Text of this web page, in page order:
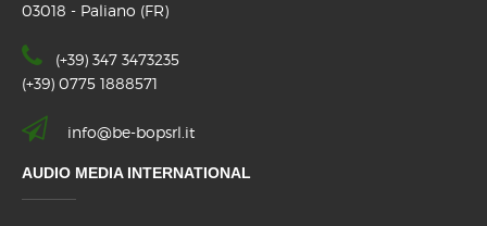
03018 - Paliano (FR)
(+39) 347 3473235
(+39) 0775 1888571
info@be-bopsrl.it
AUDIO MEDIA INTERNATIONAL